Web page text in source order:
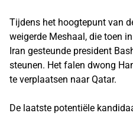
Tijdens het hoogtepunt van
weigerde Meshaal, die toen
Iran gesteunde president
steunen. Het falen dwong
te verplaatsen naar Qatar.
De laatste potentiële